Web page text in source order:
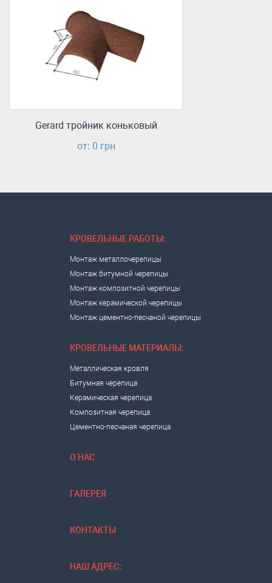
Gerard тройник коньковый
от: 0 грн
КРОВЕЛЬНЫЕ РАБОТЫ:
Монтаж металлочерепицы
Монтаж битумной черепицы
Монтаж композитной черепицы
Монтаж керамической черепицы
Монтаж цементно-песчаной черепицы
КРОВЕЛЬНЫЕ МАТЕРИАЛЫ:
Металлическая кровля
Битумная черепица
Керамическая черепица
Композитная черепица
Цементно-песчаная черепица
О НАС
ГАЛЕРЕЯ
КОНТАКТЫ
НАШ АДРЕС: